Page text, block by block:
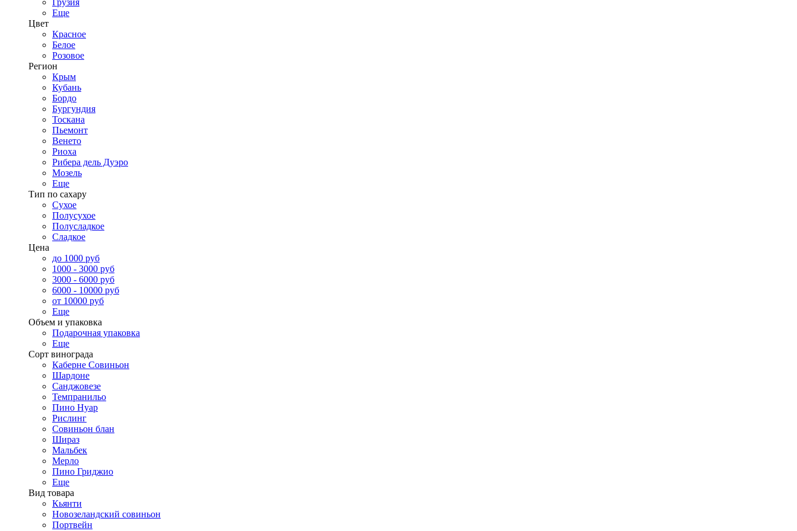
Грузия
Еще
Цвет
Красное
Белое
Розовое
Регион
Крым
Кубань
Бордо
Бургундия
Тоскана
Пьемонт
Венето
Риоха
Рибера дель Дуэро
Мозель
Еще
Тип по сахару
Сухое
Полусухое
Полусладкое
Сладкое
Цена
до 1000 руб
1000 - 3000 руб
3000 - 6000 руб
6000 - 10000 руб
от 10000 руб
Еще
Объем и упаковка
Подарочная упаковка
Еще
Сорт винограда
Каберне Совиньон
Шардоне
Санджовезе
Темпранильо
Пино Нуар
Рислинг
Совиньон блан
Шираз
Мальбек
Мерло
Пино Гриджио
Еще
Вид товара
Кьянти
Новозеландский совиньон
Портвейн